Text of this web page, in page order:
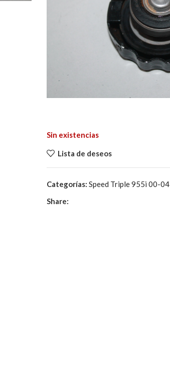
Sin existencias
Lista de deseos
Categorías: Speed Triple 955i 00-04
Share: